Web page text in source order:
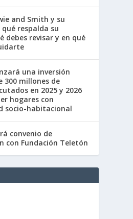
and Smith y su
respalda su
debes revisar y en qué
una inversión
300 millones de
en 2025 y 2026
hogares con
socio-habitacional
convenio de
con Fundación Teletón